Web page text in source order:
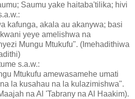
Saumu yake haitaba'tilika; hivi
kafunga, akala au akanywa; basi
yeye amelishwa na
Mungu Mtukufu". (Imehadithiwa
s.a.w.:
Mtukufu amewasamehe umati
la kusahau na la kulazimishwa".
na Al 'Tabrany na Al Haakim).